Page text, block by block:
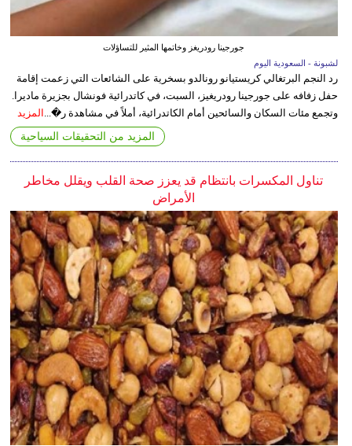
جورجينا رودريغز وخاتمها المثير للتساؤلات
لشبونة - السعودية اليوم
رد النجم البرتغالي كريستيانو رونالدو بسخرية على الشائعات التي زعمت إقامة
حفل زفافه على جورجينا رودريغيز، السبت، في كاتدرائية فونشال بجزيرة ماديرا.
وتجمع مئات السكان والسائحين أمام الكاتدرائية، أملاً في مشاهدة ر�... المزيد
المزيد من التحقيقات السياحية
تناول المكسرات بانتظام قد يعزز صحة القلب ويقلل مخاطر
الأمراض